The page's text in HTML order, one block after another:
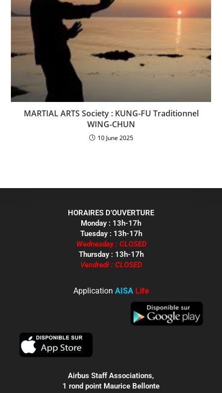
MARTIAL ARTS Society : KUNG-FU Traditionnel
WING-CHUN
10 June 2025
HORAIRES D’OUVERTURE
Monday : 13h-17h
Tuesday : 13h-17h
Wednesday : CLOSED
Thursday : 13h-17h
Vendredi : CLOSED
Application AISA Life
Airbus Staff Associations,
1 rond point Maurice Bellonte